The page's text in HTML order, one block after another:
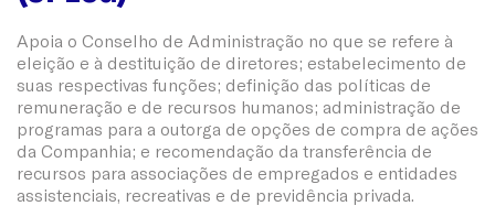
Apoia o Conselho de Administração no que se refere à
eleição e à destituição de diretores; estabelecimento de
suas respectivas funções; definição das políticas de
remuneração e de recursos humanos; administração de
programas para a outorga de opções de compra de ações
da Companhia; e recomendação da transferência de
recursos para associações de empregados e entidades
assistenciais, recreativas e de previdência privada.